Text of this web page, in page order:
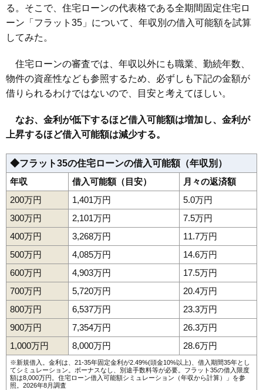
る。そこで、住宅ローンの代表格である全期間固定住宅ロ
ーン「フラット35」について、年収別の借入可能額を試算
してみた。
住宅ローンの審査では、年収以外にも職業、勤続年数、
物件の資産性なども参照するため、必ずしも下記の金額が
借りられるわけではないので、目安と考えてほしい。
なお、金利が低下するほど借入可能額は増加し、金利が
上昇するほど借入可能額は減少する。
◆フラット35の住宅ローンの借入可能額（年収別）
年収
借入可能額（目安）
月々の返済額
200万円
1,401万円
5.0万円
300万円
2,101万円
7.5万円
400万円
3,268万円
11.7万円
500万円
4,085万円
14.6万円
600万円
4,903万円
17.5万円
700万円
5,720万円
20.4万円
800万円
6,537万円
23.3万円
900万円
7,354万円
26.3万円
1,000万円
8,000万円 28.6万円
※新規借入。金利は、21-35年固定金利が2.49%(頭金10%以上)、借入期間35年とし
てシミュレーション。ボーナスなし、別途手数料等が必要。フラット35の借入限度
額は8,000万円。 住宅ローン借入可能額シミュレーション（年収から計算）
」を参
照。2026年8月調査